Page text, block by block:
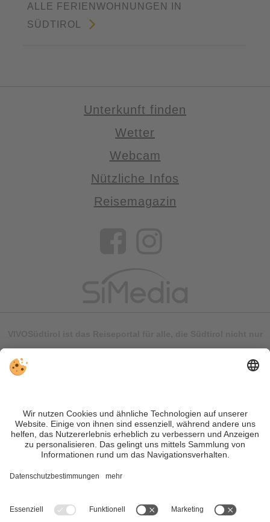
ALLE FERIENWOHNUNGEN IN
SÜDTIROL
Unterkunft finden
Wetter
Webcam
Nützliche Infos
Reisemagazin
können Fehler auftreten. Wir übernehmen keine Gewähr für
die Richtigkeit und Vollständigkeit aller Informationen.
Informieren Sie sich sicherheitshalber nochmals beim
Veranstalter vor Ort über die aktuellen Bedingungen.
Sitemap| Impressum&Datenschutz
Individuelle Cookie-